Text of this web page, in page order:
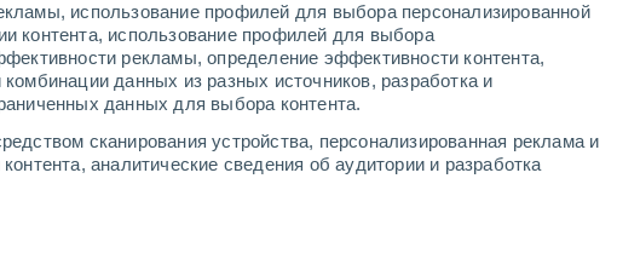
использование профилей для выбора персонализированной
контента, использование профилей для выбора
рекламы, определение эффективности контента,
данных из разных источников, разработка и
данных для выбора контента.
сканирования устройства, персонализированная реклама и
аналитические сведения об аудитории и разработка
Leaflet |©OpenStreetMap|ECMWF